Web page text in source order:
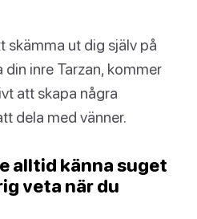
skämma ut dig själv på
inre Tarzan, kommer
att skapa några
dela med vänner.
alltid känna suget
veta när du